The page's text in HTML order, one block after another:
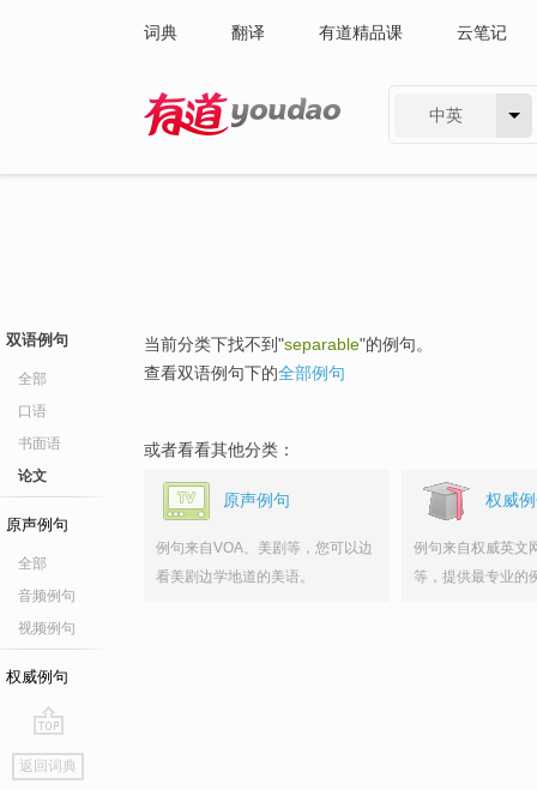
词典 翻译 有道精品课 云笔记
中英
双语例句
全部
口语
书面语
论文
原声例句
全部
音频例句
视频例句
权威例句
go
top
返回词典
当前分类下找不到"separable"的例句。
查看双语例句下的全部例句
或者看看其他分类：
原声例句
例句来自VOA、美剧等，您可以边
看美剧边学地道的美语。
权威
例句来自权威英文
等，提供最专业的